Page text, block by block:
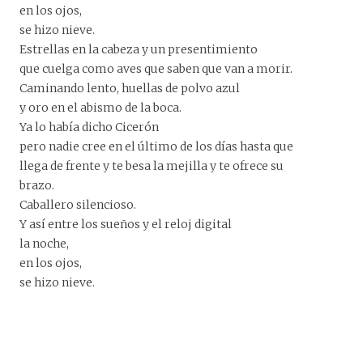
en los ojos,
se hizo nieve.
Estrellas en la cabeza y un presentimiento
que cuelga como aves que saben que van a morir.
Caminando lento, huellas de polvo azul
y oro en el abismo de la boca.
Ya lo había dicho Cicerón
pero nadie cree en el último de los días hasta que
llega de frente y te besa la mejilla y te ofrece su
brazo.
Caballero silencioso.
Y así entre los sueños y el reloj digital
la noche,
en los ojos,
se hizo nieve.